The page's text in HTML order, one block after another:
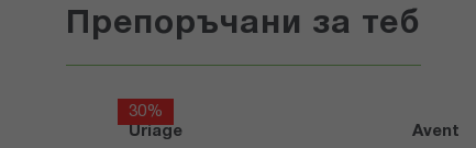
Препоръчани за теб
30%
Uriage
Avent